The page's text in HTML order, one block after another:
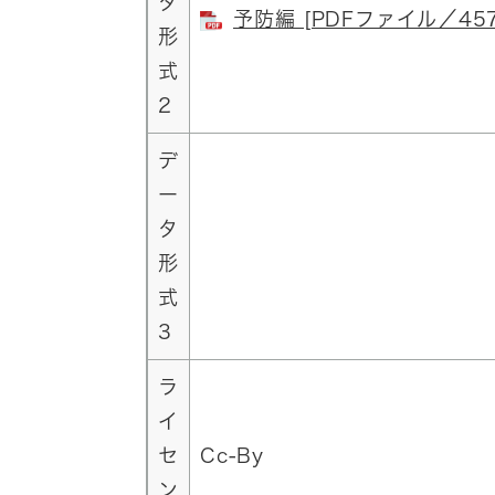
形
式
2
予防編 [PDFファイル／
デ
ー
タ
形
式
3
ラ
イ
セ
ン
Cc-By